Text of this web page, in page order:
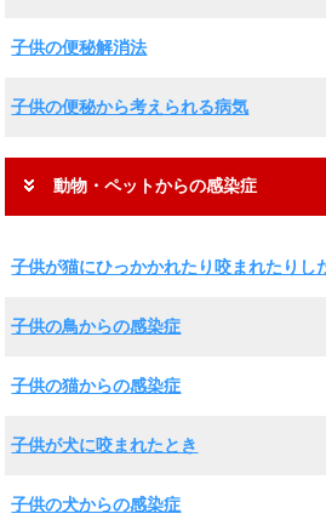
子供の便秘解消法
子供の便秘から考えられる病気
動物・ペットからの感染症
子供が猫にひっかかれたり咬まれたりし
子供の鳥からの感染症
子供の猫からの感染症
子供が犬に咬まれたとき
子供の犬からの感染症